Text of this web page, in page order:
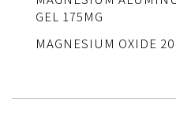
GEL 175MG
MAGNESIUM OXIDE